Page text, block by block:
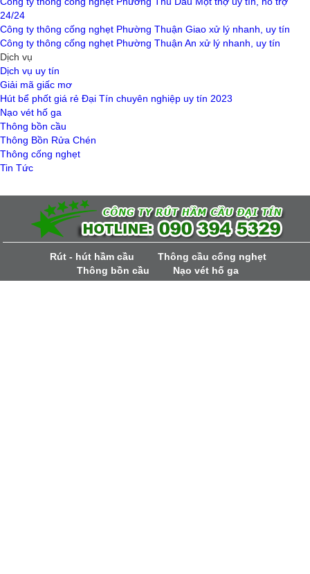
24/24
Công ty thông cống nghẹt Phường Thuận Giao xử lý nhanh, uy tín
Công ty thông cống nghẹt Phường Thuận An xử lý nhanh, uy tín
Dịch vụ
Dịch vụ uy tín
Giải mã giấc mơ
Hút bể phốt giá rẻ Đại Tín chuyên nghiệp uy tín 2023
Nạo vét hố ga
Thông bồn cầu
Thông Bồn Rửa Chén
Thông cống nghẹt
Tin Tức
Rút - hút hầm cầu
Thông cầu cống nghẹt
Thông bồn cầu
Nạo vét hố ga